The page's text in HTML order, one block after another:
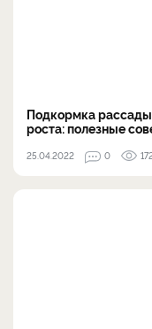
Подкормка
роста: полезные
25.04.2022 0